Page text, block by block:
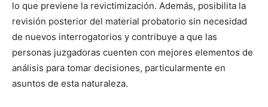
lo que previene la revictimización. Además, posibilita la
revisión posterior del material probatorio sin necesidad
de nuevos interrogatorios y contribuye a que las
personas juzgadoras cuenten con mejores elementos de
análisis para tomar decisiones, particularmente en
asuntos de esta naturaleza.